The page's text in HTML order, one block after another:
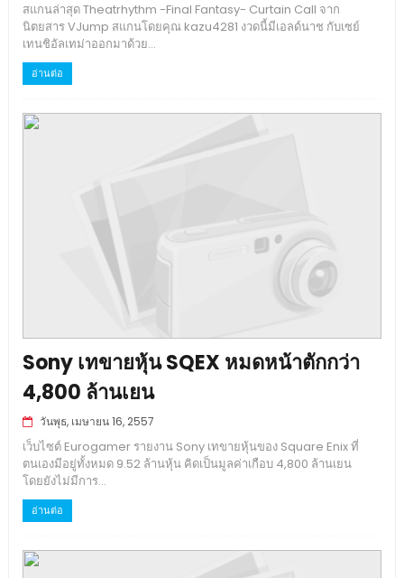
สแกนล่าสุด Theatrhythm -Final Fantasy- Curtain Call จาก
นิตยสาร VJump สแกนโดยคุณ kazu4281 งวดนี้มีเอลด์นาช กับเซย์
เทนชิอัลเทม่าออกมาด้วย...
อ่านต่อ
Sony เทขายหุ้น SQEX หมดหน้าตักกว่า
4,800 ล้านเยน
วันพุธ, เมษายน 16, 2557
เว็บไซต์ Eurogamer รายงาน Sony เทขายหุ้นของ Square Enix ที่
ตนเองมีอยู่ทั้งหมด 9.52 ล้านหุ้น คิดเป็นมูลค่าเกือบ 4,800 ล้านเยน
โดยยังไม่มีการ...
อ่านต่อ